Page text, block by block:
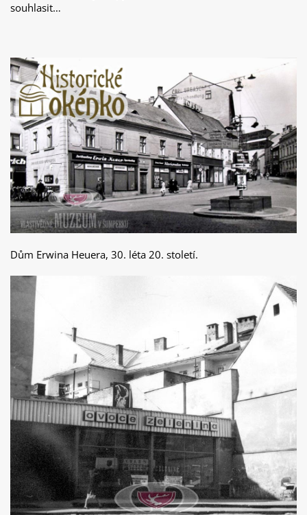
souhlasit…
Dům Erwina Heuera, 30. léta 20. století.